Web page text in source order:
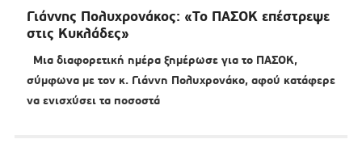
Γιάννης Πολυχρονάκος: «Το ΠΑΣΟΚ επέστρεψε
στις Κυκλάδες»
Μια διαφορετική ημέρα ξημέρωσε για το ΠΑΣΟΚ,
σύμφωνα με τον κ. Γιάννη Πολυχρονάκο, αφού κατάφερε
να ενισχύσει τα ποσοστά